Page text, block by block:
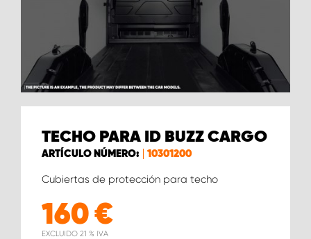
TECHO PARA ID BUZZ CARGO
ARTÍCULO NÚMERO: 10301200
Cubiertas de protección para techo
160€
EXCLUIDO 21 % IVA